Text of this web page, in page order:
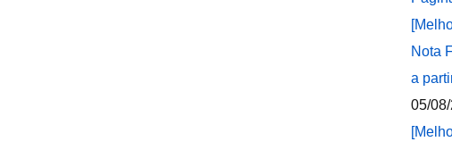
Nota
a
05/